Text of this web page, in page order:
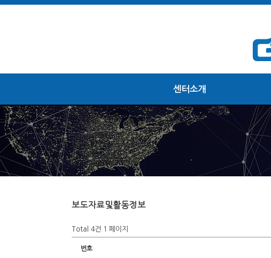
센터소개
보도자료및활동정보
Total 4건 1 페이지
번호